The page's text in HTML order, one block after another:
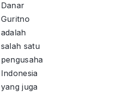
Danar
Guritno
adalah
salah satu
pengusaha
Indonesia
yang juga